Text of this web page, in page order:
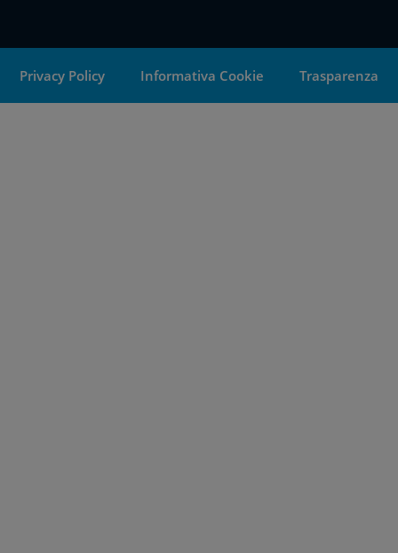
Privacy Policy Informativa Cookie Trasparenza